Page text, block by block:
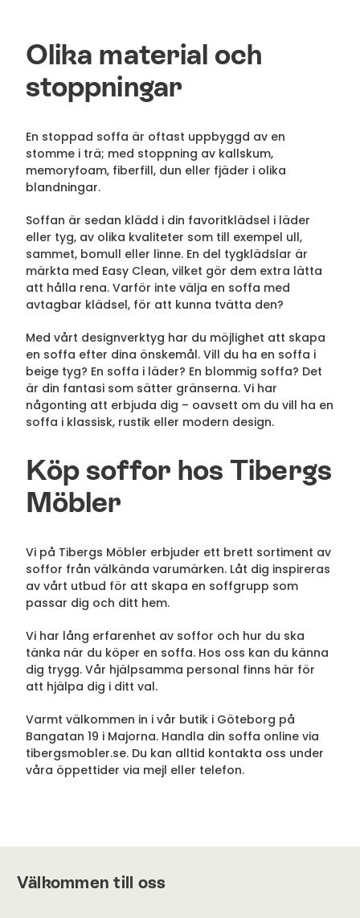
Olika material och
stoppningar
En stoppad soffa är oftast uppbyggd av en
stomme i trä; med stoppning av kallskum,
memoryfoam, fiberfill, dun eller fjäder i olika
blandningar.
Soffan är sedan klädd i din favoritklädsel i läder
eller tyg, av olika kvaliteter som till exempel ull,
sammet, bomull eller linne. En del tygklädslar är
märkta med Easy Clean, vilket gör dem extra lätta
att hålla rena. Varför inte välja en soffa med
avtagbar klädsel, för att kunna tvätta den?
Med vårt designverktyg har du möjlighet att skapa
en soffa efter dina önskemål. Vill du ha en soffa i
beige tyg? En soffa i läder? En blommig soffa? Det
är din fantasi som sätter gränserna. Vi har
någonting att erbjuda dig – oavsett om du vill ha en
soffa i klassisk, rustik eller modern design.
Köp soffor hos Tibergs
Möbler
Vi på Tibergs Möbler erbjuder ett brett sortiment av
soffor från välkända varumärken. Låt dig inspireras
av vårt utbud för att skapa en soffgrupp som
passar dig och ditt hem.
Vi har lång erfarenhet av soffor och hur du ska
tänka när du köper en soffa. Hos oss kan du känna
dig trygg. Vår hjälpsamma personal finns här för
att hjälpa dig i ditt val.
Varmt välkommen in i vår butik i Göteborg på
Bangatan 19 i Majorna. Handla din soffa online via
tibergsmobler.se. Du kan alltid kontakta oss under
våra öppettider via mejl eller telefon.
Välkommen till oss